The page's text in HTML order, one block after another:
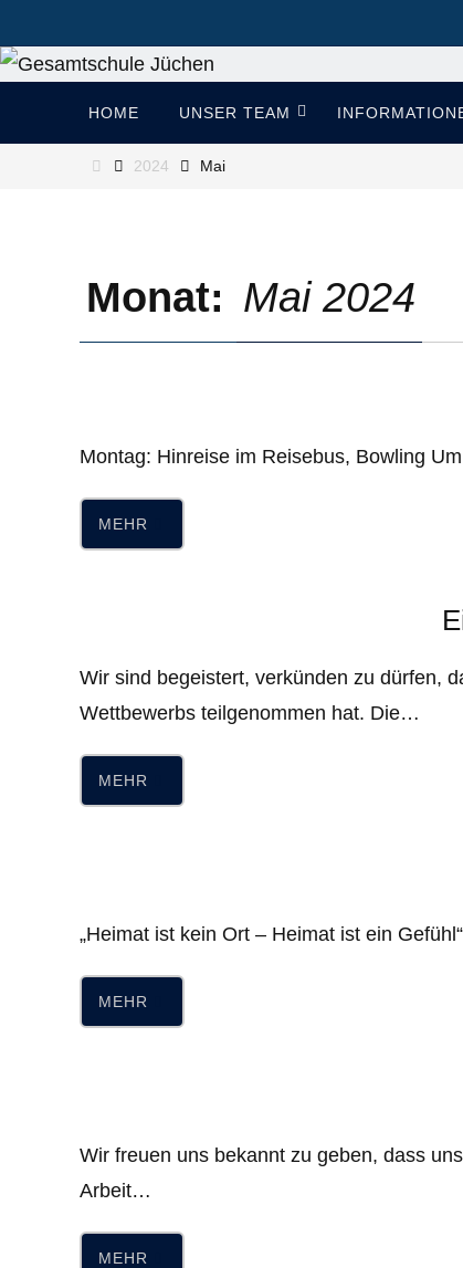
Inhalt
springen
springen
HOME UNSER TEAM
Start2024 Mai
Monat: Mai 2024
Montag: Hinreise im Reisebus, Bowling
MEHR
Wir sind begeistert, verkünden zu dürfen,
Wettbewerbs teilgenommen hat. Die…
MEHR
„Heimat ist kein Ort – Heimat ist ein
MEHR
Wir freuen uns bekannt zu geben, dass
Arbeit…
MEHR